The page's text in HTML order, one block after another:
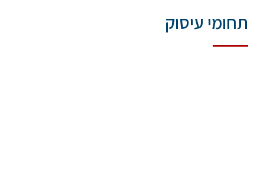
תחומי עיסוק